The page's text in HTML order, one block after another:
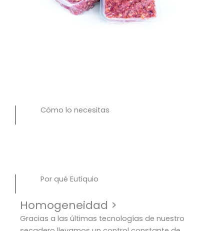
Cómo lo necesitas
Por qué Eutiquio
Homogeneidad >
Gracias a las últimas tecnologías de nuestro